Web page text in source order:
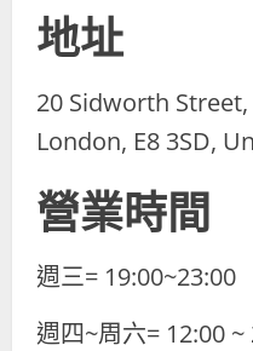
地址
20 Sidworth
London, E8 3SD,
營業時間
週三= 19:00~23:00
週四~周六= 12:00 ~